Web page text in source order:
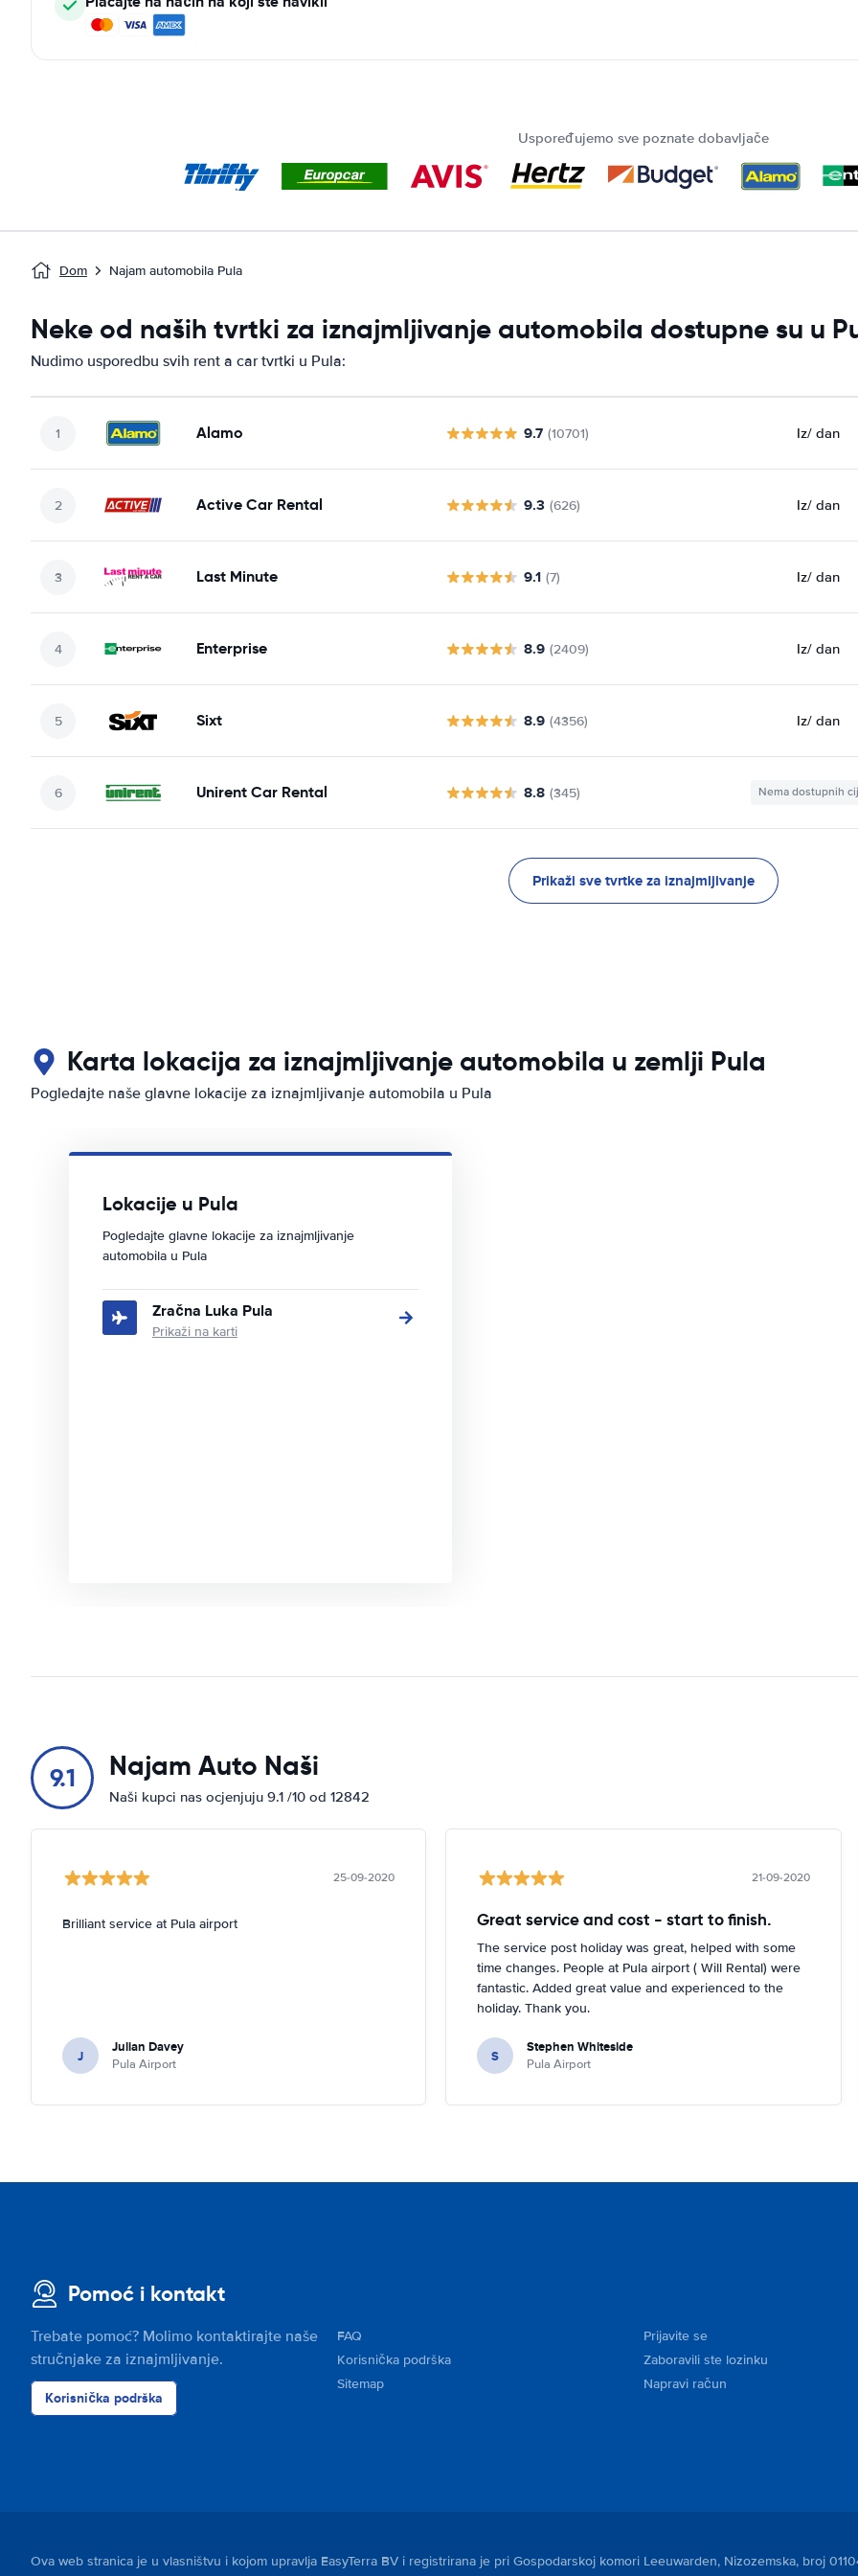
Uspoređujemo sve poznate dobavljače
Dom Najam automobila Pula
Neke od naših tvrtki za iznajmljivanje automobila dostupne su u
Nudimo usporedbu svih rent a car tvrtki u Pula:
Alamo 9.7 (10701) Iz/ dan
Active Car Rental 9.3 (626) Iz/ dan
Last Minute 9.1 (7) Iz/ dan
Enterprise 8.9 (2409) Iz/ dan
Sixt 8.9 (4356) Iz/ dan
Unirent Car Rental 8.8 (345) Nema dostupnih
Prikaži sve tvrtke za iznajmljivanje
Karta lokacija za iznajmljivanje automobila u zemlji Pula
Pogledajte naše glavne lokacije za iznajmljivanje automobila u Pula
Lokacije u Pula
Pogledajte glavne lokacije za iznajmljivanje
automobila u Pula
Zračna Luka Pula
Prikaži na karti
9.1 Najam Auto Naši
Naši kupci nas ocjenjuju 9.1 /10 od 12842
25-09-2020
Brilliant service at Pula airport
J Julian Davey
Pula Airport
21-09-2020
Great service and cost - start to finish.
The service post holiday was great, helped with some
time changes. People at Pula airport ( Will Rental) were
fantastic. Added great value and experienced to the
holiday. Thank you.
S Stephen Whiteside
Pula Airport
Pomoć i kontakt
Trebate pomoć? Molimo kontaktirajte naše
stručnjake za iznajmljivanje.
Korisnička podrška
FAQ
Korisnička podrška
Sitemap
Prijavite se
Zaboravili ste lozinku
Napravi račun
Ova web stranica je u vlasništvu i kojom upravlja EasyTerra BV i registrirana je pri Gospodarskoj komori Leeuwarden, Nizozemska, broj